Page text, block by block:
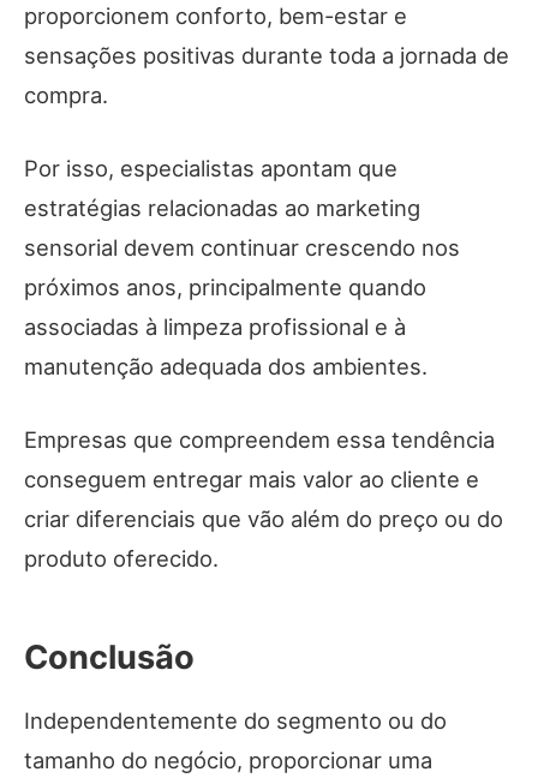
proporcionem conforto, bem-estar e
sensações positivas durante toda a jornada de
compra.
Por isso, especialistas apontam que
estratégias relacionadas ao marketing
sensorial devem continuar crescendo nos
próximos anos, principalmente quando
associadas à limpeza profissional e à
manutenção adequada dos ambientes.
Empresas que compreendem essa tendência
conseguem entregar mais valor ao cliente e
criar diferenciais que vão além do preço ou do
produto oferecido.
Conclusão
Independentemente do segmento ou do
tamanho do negócio, proporcionar uma